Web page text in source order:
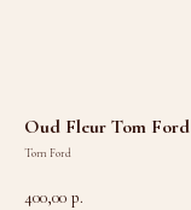
Oud Fleur Tom Ford
Tom Ford
400,00 р.